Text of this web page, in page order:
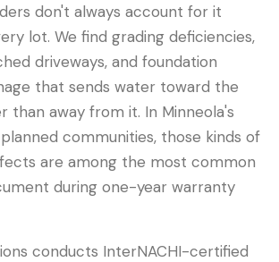
don't always account for it
lot. We find grading deficiencies,
driveways, and foundation
that sends water toward the
than away from it. In Minneola's
communities, those kinds of
are among the most common
during one-year warranty
conducts InterNACHI-certified